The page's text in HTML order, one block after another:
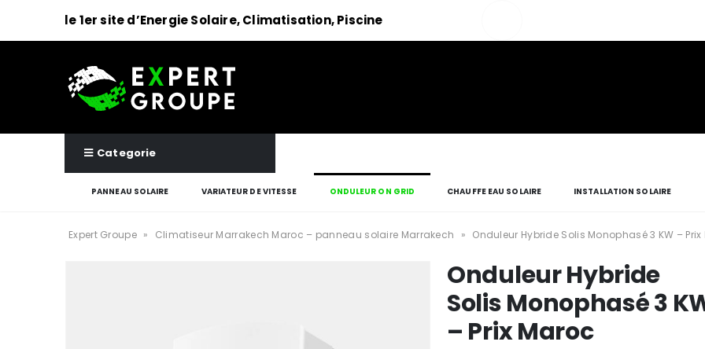
le 1er site d’Energie Solaire, Climatisation, Piscine
Categorie
PANNEAU SOLAIRE VARIATEUR DE VITESSE ONDULEUR ON GRID CHAUFFE EAU SOLAIRE INSTALLATION SOLAIRE
Expert Groupe » Climatiseur Marrakech Maroc – panneau solaire Marrakech » Onduleur Hybride Solis Monophasé 3 KW –
Onduleur Hybride
Solis Monophasé 3
– Prix Maroc